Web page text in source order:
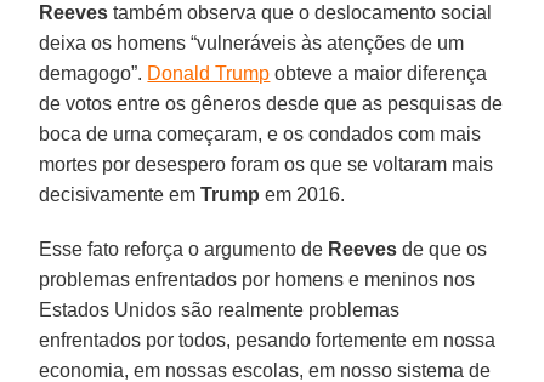
Reeves também observa que o deslocamento social
deixa os homens “vulneráveis às atenções de um
demagogo”. Donald Trump obteve a maior diferença
de votos entre os gêneros desde que as pesquisas de
boca de urna começaram, e os condados com mais
mortes por desespero foram os que se voltaram mais
decisivamente emTrump em 2016.
Esse fato reforça o argumento de Reeves de que os
problemas enfrentados por homens e meninos nos
Estados Unidos são realmente problemas
enfrentados por todos, pesando fortemente em nossa
economia, em nossas escolas, em nosso sistema de